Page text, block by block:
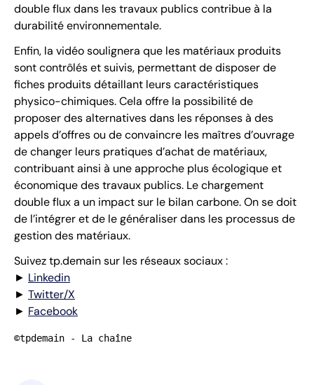
double flux dans les travaux publics contribue à la
durabilité environnementale.
Enfin, la vidéo soulignera que les matériaux produits
sont contrôlés et suivis, permettant de disposer de
fiches produits détaillant leurs caractéristiques
physico-chimiques. Cela offre la possibilité de
proposer des alternatives dans les réponses à des
appels d’offres ou de convaincre les maîtres d’ouvrage
de changer leurs pratiques d’achat de matériaux,
contribuant ainsi à une approche plus écologique et
économique des travaux publics. Le chargement
double flux a un impact sur le bilan carbone. On se doit
de l’intégrer et de le généraliser dans les processus de
gestion des matériaux.
Suivez tp.demain sur les réseaux sociaux :
► Linkedin
► Twitter/X
► Facebook
©tpdemain - La chaîne